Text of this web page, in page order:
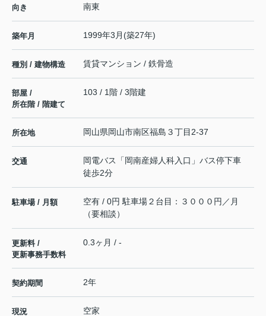
向き 南東
築年月 1999年3月(築27年)
種別 / 建物構造 賃貸マンション / 鉄骨造
部屋 /
所在階 / 階建て
103 / 1階 / 3階建
所在地 岡山県岡山市南区福島 ３丁目2-37
交通
岡電バス「岡南産婦人科入口」バス停下車
徒歩2分
駐車場 / 月額
空有 / 0円 駐車場２台目：３０００円／月
（要相談）
更新料 /
更新事務手数料
0.3ヶ月 / -
契約期間 2年
現況 空家